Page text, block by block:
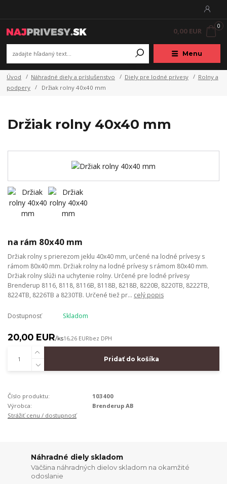
Menu
0
0,00 EUR
Úvod Náhradné diely a príslušenstvo Diely pre lodné prívesy
Rolny a
podpery
Držiak rolny 40x40 mm
Držiak rolny 40x40 mm
na rám 80x40 mm
Držiak rolny s prierezom jeklu 40x40 mm, určené na lodné prívesy s
rámom 80x40 mm. Držiak rolny na lodné prívesy s rámom 80x40 mm.
Držiak rolny slúži na uchytenie rolny. Určené pre lodné prívesy
Brenderup 8116, 8118, 8116B, 8118B, 8218B, 8220B, 8220TB, 8222TB,
8224TB, 8226TB a 8230TB. Určené tiež pr... celý popis
Dostupnosť Skladom
20,00 EUR/ks16,26 EURbez DPH
Pridať do košíka
Číslo produktu:
103400
Výrobca:
Brenderup AB
Strážiť cenu / dostupnosť
Náhradné diely skladom
Väčšina náhradných dielov skladom na okamžité
odoslanie